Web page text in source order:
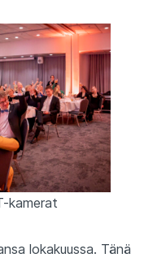
kamerat
lokakuussa. Tänä